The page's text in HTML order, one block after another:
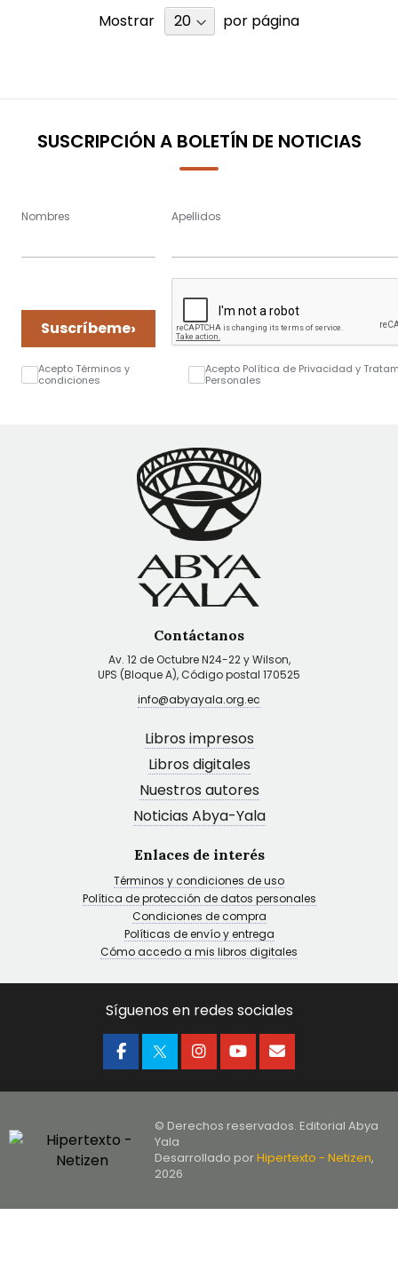
Mostrar por página
SUSCRIPCIÓN A BOLETÍN DE NOTICIAS
Nombres Apellidos
Suscríbeme›
Acepto Términos y
condiciones
Acepto Política de Privacidad y
Personales
Contáctanos
Av. 12 de Octubre N24-22 y Wilson,
UPS (Bloque A), Código postal 170525
info@abyayala.org.ec
Libros impresos
Libros digitales
Nuestros autores
Noticias Abya-Yala
Enlaces de interés
Términos y condiciones de uso
Política de protección de datos personales
Condiciones de compra
Políticas de envío y entrega
Cómo accedo a mis libros digitales
Síguenos en redes sociales
© Derechos reservados. Editorial Abya
Yala
Desarrollado porHipertexto - Netizen,
2026